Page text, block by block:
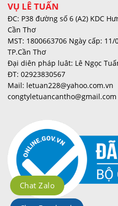
VỤ LÊ TUẤN
ĐC: P38 đường số 6 (A2) KDC
Cần Thơ
MST: 1800663706 Ngày cấp:
TP.Cần Thơ
Đại diên pháp luât: Lê Ngọc
ĐT: 02923830567
Mail: letuan228@yahoo.com.vn
congtyletuancantho@gmail.com
Chat Zalo